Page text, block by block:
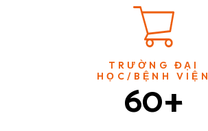
TRƯỜNG ĐẠI
HỌC/BỆNH VIỆN
60+